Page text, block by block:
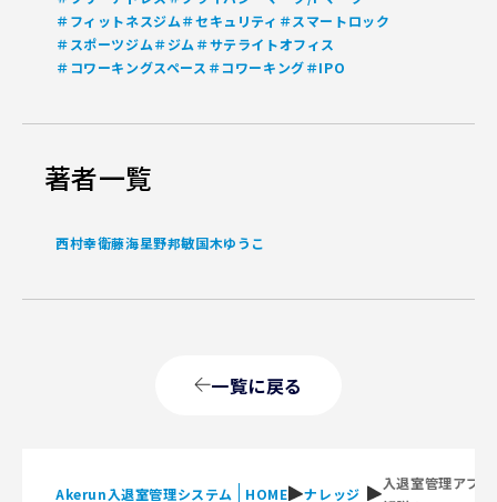
＃フィットネスジム＃セキュリティ ＃スマートロック
＃スポーツジム＃ジム ＃サテライトオフィス
＃コワーキングスペース ＃コワーキング＃IPO
著者一覧
西村幸衛藤海星野邦敏国木ゆうこ
一覧に戻る
Akerun入退室管理システム HOME ナレッジ
入退室管理アプ